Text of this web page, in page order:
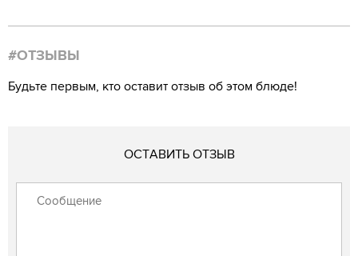
#ОТЗЫВЫ
Будьте первым, кто оставит отзыв об этом блюде!
ОСТАВИТЬ ОТЗЫВ